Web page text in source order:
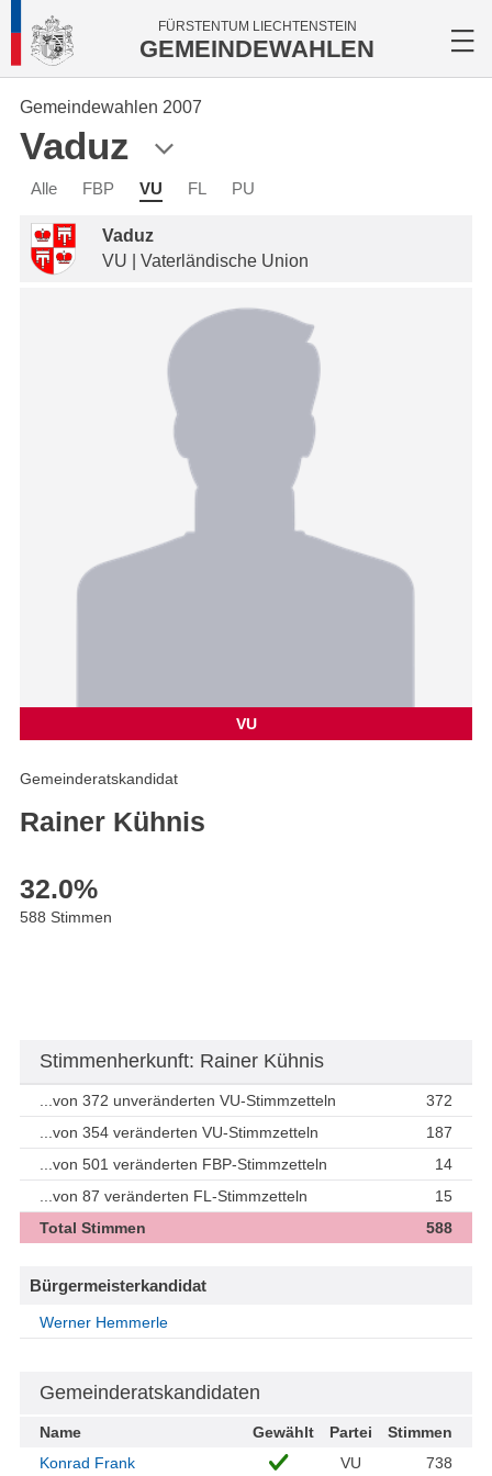
FÜRSTENTUM LIECHTENSTEIN
GEMEINDEWAHLEN
Gemeindewahlen 2007
Vaduz
Alle FBP VU FL PU
Vaduz
VU | Vaterländische Union
VU
Gemeinderatskandidat
Rainer Kühnis
32.0%
588 Stimmen
Stimmenherkunft: Rainer Kühnis
...von 372 unveränderten VU-Stimmzetteln
372
...von 354 veränderten VU-Stimmzetteln
187
...von 501 veränderten FBP-Stimmzetteln
14
...von 87 veränderten FL-Stimmzetteln
15
Total Stimmen
588
Bürgermeisterkandidat
Werner Hemmerle
Gemeinderatskandidaten
Name Gewählt Partei
Stimmen
Konrad Frank
VU 738